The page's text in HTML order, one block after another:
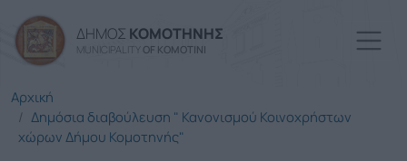
ΔΗΜΟΣ ΚΟΜΟΤΗΝΗΣ
MUNICIPALITY OF KOMOTINI
Αρχική
Δημόσια διαβούλευση " Κανονισμού Κοινοχρήστων
χώρων Δήμου Κομοτηνής"